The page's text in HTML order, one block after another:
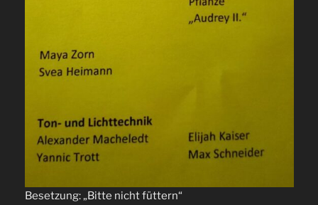
Besetzung: „Bitte nicht füttern“